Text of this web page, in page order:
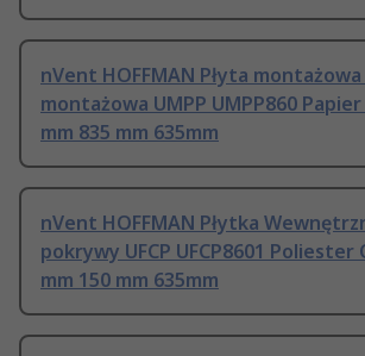
nVent HOFFMAN Płyta montażowa
montażowa UMPP UMPP860
mm 835 mm 635mm
nVent HOFFMAN Płytka
pokrywy UFCP UFCP8601 Poliester
mm 150 mm 635mm